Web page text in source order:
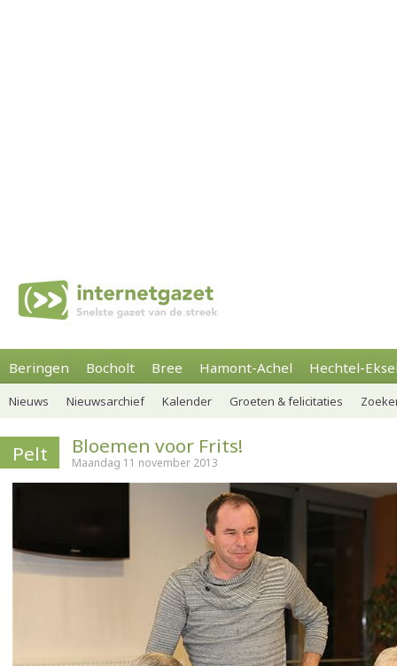
Beringen Bocholt Bree Hamont-Achel Hechtel-
Nieuws Nieuwsarchief Kalender Groeten & felicitaties
Pelt Bloemen voor Frits!
Maandag 11 november 2013